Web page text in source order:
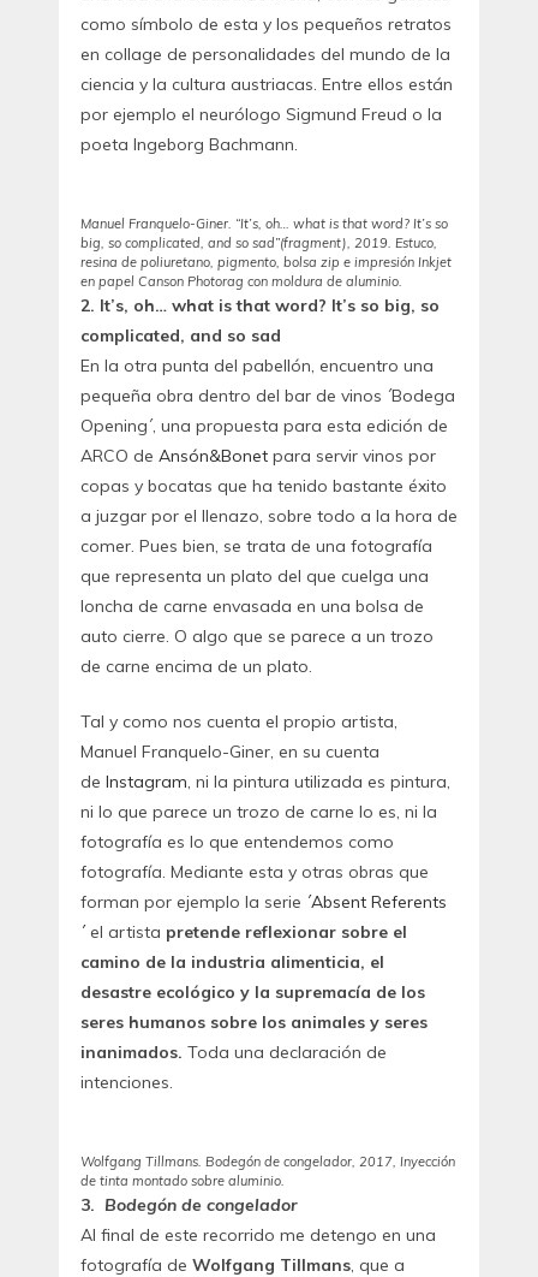
como símbolo de esta y los pequeños retratos
en collage de personalidades del mundo de la
ciencia y la cultura austriacas. Entre ellos están
por ejemplo el neurólogo Sigmund Freud o la
poeta Ingeborg Bachmann.
Manuel Franquelo-Giner. “It’s, oh… what is that word? It’s so
big, so complicated, and so sad”(fragment), 2019. Estuco,
resina de poliuretano, pigmento, bolsa zip e impresión Inkjet
en papel Canson Photorag con moldura de aluminio.
2. It’s, oh… what is that word? It’s so big, so
complicated, and so sad
En la otra punta del pabellón, encuentro una
pequeña obra dentro del bar de vinos ´Bodega
Opening´, una propuesta para esta edición de
ARCO de Ansón&Bonet para servir vinos por
copas y bocatas que ha tenido bastante éxito
a juzgar por el llenazo, sobre todo a la hora de
comer. Pues bien, se trata de una fotografía
que representa un plato del que cuelga una
loncha de carne envasada en una bolsa de
auto cierre. O algo que se parece a un trozo
de carne encima de un plato.
Tal y como nos cuenta el propio artista,
Manuel Franquelo-Giner, en su cuenta
de Instagram, ni la pintura utilizada es pintura,
ni lo que parece un trozo de carne lo es, ni la
fotografía es lo que entendemos como
fotografía. Mediante esta y otras obras que
forman por ejemplo la serie ´Absent Referents
´el artista pretende reflexionar sobre el
camino de la industria alimenticia, el
desastre ecológico y la supremacía de los
seres humanos sobre los animales y seres
inanimados. Toda una declaración de
intenciones.
Wolfgang Tillmans. Bodegón de congelador, 2017, Inyección
de tinta montado sobre aluminio.
3. Bodegón de congelador
Al final de este recorrido me detengo en una
fotografía de Wolfgang Tillmans, que a